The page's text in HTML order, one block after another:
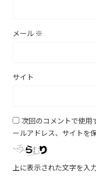
メール ※
サイト
次回のコメントで使用
ールアドレス、サイトを
上に表示された文字を入